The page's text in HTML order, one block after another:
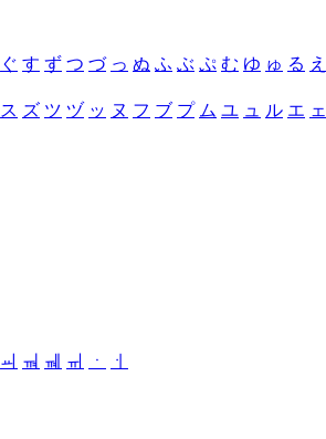
ぐ す ず つ づ っ ぬ ふ ぶ ぷ む ゆ ゅ る え
ス ズ ツ ヅ ッ ヌ フ ブ プ ム ユ ュ ル エ ェ
ㆉ ㆊ ㆋ ㆌ ㆍ
ㆎ